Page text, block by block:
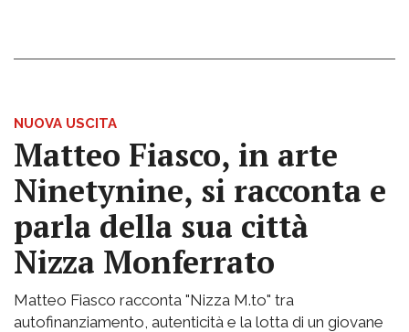
NUOVA USCITA
Matteo Fiasco, in arte
Ninetynine, si racconta e
parla della sua città
Nizza Monferrato
Matteo Fiasco racconta "Nizza M.to" tra
autofinanziamento, autenticità e la lotta di un giovane